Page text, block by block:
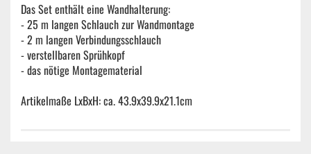
Das Set enthält eine Wandhalterung:
- 25 m langen Schlauch zur Wandmontage
- 2 m langen Verbindungsschlauch
- verstellbaren Sprühkopf
- das nötige Montagematerial
Artikelmaße LxBxH: ca. 43.9x39.9x21.1cm